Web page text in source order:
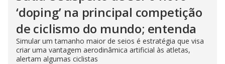
‘doping’ na principal competição
de ciclismo do mundo; entenda
Simular um tamanho maior de seios é estratégia que visa
criar uma vantagem aerodinâmica artificial às atletas,
alertam algumas ciclistas